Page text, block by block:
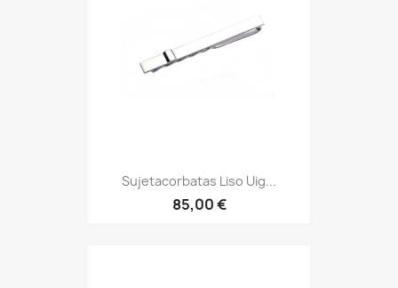
Sujetacorbatas Liso Uig...
85,00 €